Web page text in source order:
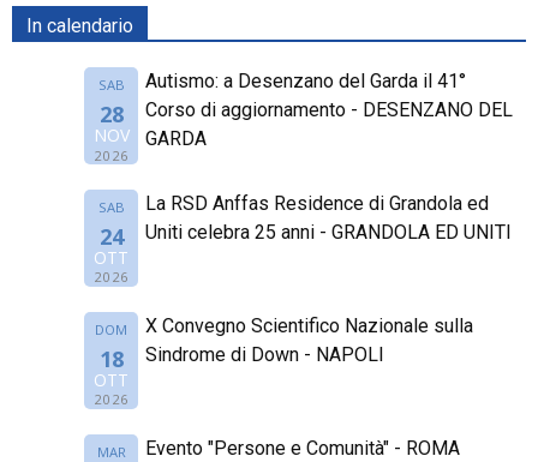
In calendario
SAB
28
NOV
2026
Autismo: a Desenzano del Garda il 41°
Corso di aggiornamento - DESENZANO DEL
GARDA
SAB
24
OTT
2026
La RSD Anffas Residence di Grandola ed
Uniti celebra 25 anni - GRANDOLA ED UNITI
DOM
18
OTT
2026
X Convegno Scientifico Nazionale sulla
Sindrome di Down - NAPOLI
MAR Evento "Persone e Comunità" - ROMA